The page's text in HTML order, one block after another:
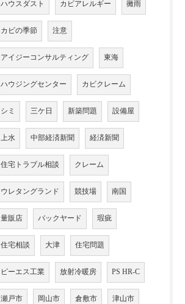
ハウスダスト カビアレルギー 黴雨
カビの季節 注意
アイジーコンサルティング 東海
ハウジングセンター カビクレーム
シミ 三ケ日 新築問題 設備屋
上水 中部経済新聞 経済新聞
住宅トラブル相談 クレーム
ウレタングランド 競技場 南国
量販店 バックヤード 瑕疵
住宅相談 大津 住宅問題
ピーエス工業 放射冷暖房 PS HR-C
瀬戸市 岡山市 倉敷市 津山市